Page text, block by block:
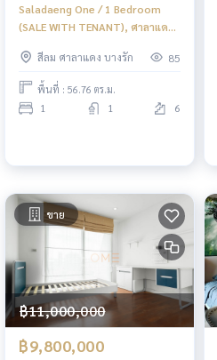
Saladaeng One / 1 Bedroom
(SALE WITH TENANT), ศาลาแดง
NES007สีลม ศาลาแดง บางรัก 85
พื้นที่ : 56.76 ตร.ม.
1 1 6
ขาย
฿11,000,000
฿9,800,000